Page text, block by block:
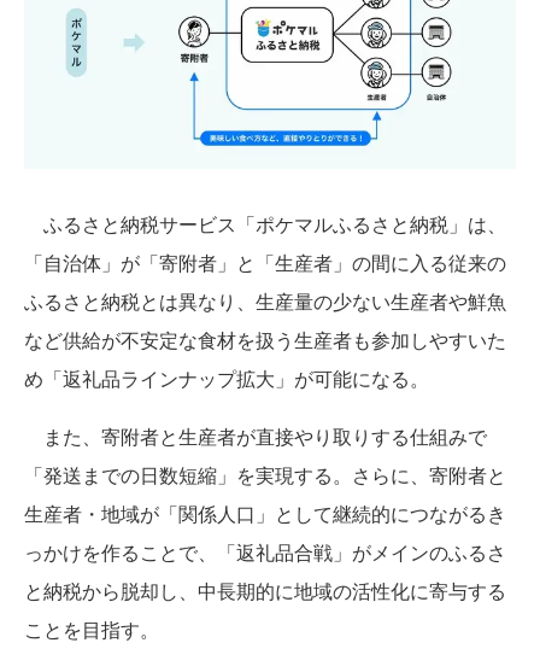
ふるさと納税サービス「ポケマルふるさと納税」は、
「自治体」が「寄附者」と「生産者」の間に入る従来の
ふるさと納税とは異なり、生産量の少ない生産者や鮮魚
など供給が不安定な食材を扱う生産者も参加しやすいた
め「返礼品ラインナップ拡大」が可能になる。
また、寄附者と生産者が直接やり取りする仕組みで
「発送までの日数短縮」を実現する。さらに、寄附者と
生産者・地域が「関係人口」として継続的につながるき
っかけを作ることで、「返礼品合戦」がメインのふるさ
と納税から脱却し、中長期的に地域の活性化に寄与する
ことを目指す。